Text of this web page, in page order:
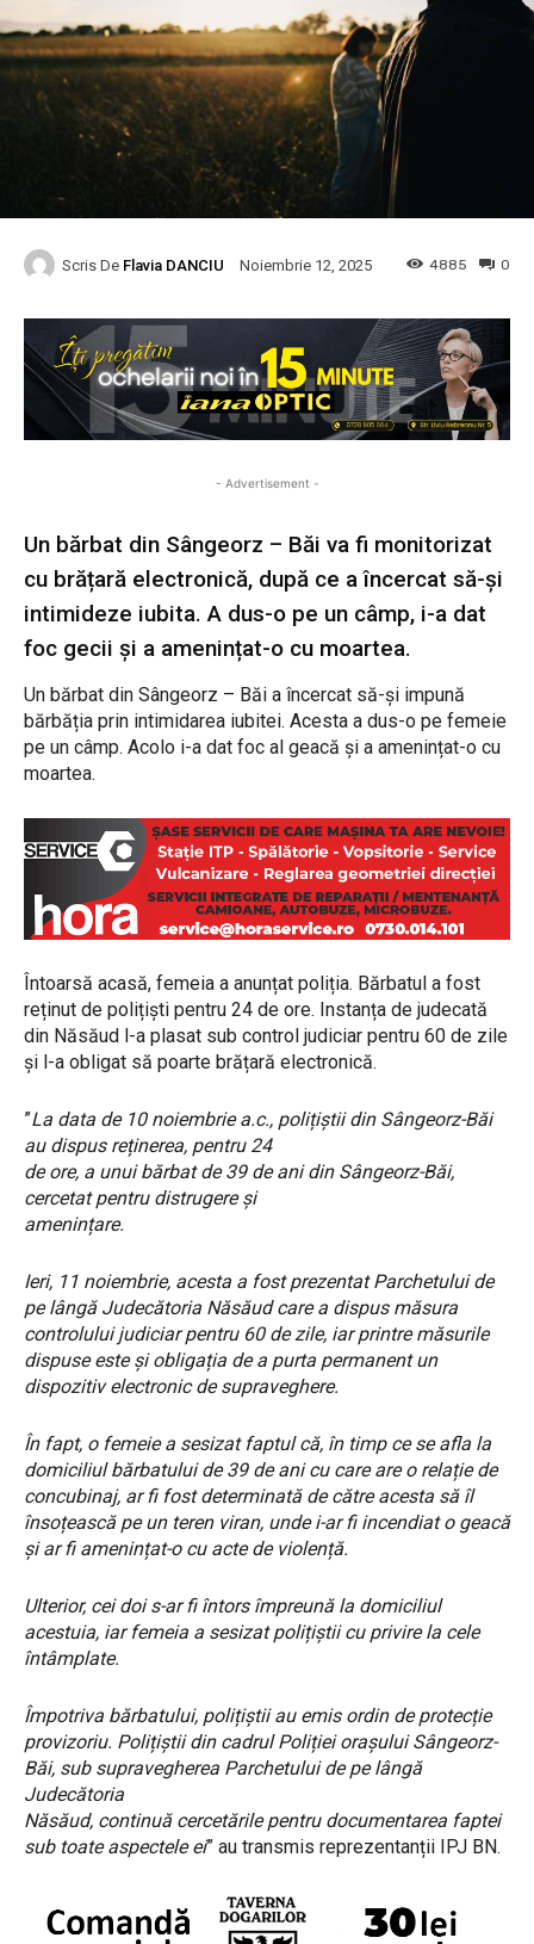
Scris De Flavia DANCIU Noiembrie 12, 2025 0
4885
- Advertisement -
Un bărbat din Sângeorz – Băi va fi monitorizat
cu brățară electronică, după ce a încercat să-și
intimideze iubita. A dus-o pe un câmp, i-a dat
foc gecii și a amenințat-o cu moartea.
Un bărbat din Sângeorz – Băi a încercat să-și impună
bărbăția prin intimidarea iubitei. Acesta a dus-o pe femeie
pe un câmp. Acolo i-a dat foc al geacă și a amenințat-o cu
moartea.
Întoarsă acasă, femeia a anunțat poliția. Bărbatul a fost
reținut de polițiști pentru 24 de ore. Instanța de judecată
din Năsăud l-a plasat sub control judiciar pentru 60 de zile
și l-a obligat să poarte brățară electronică.
”La data de 10 noiembrie a.c., polițiștii din Sângeorz-Băi
au dispus reținerea, pentru 24
de ore, a unui bărbat de 39 de ani din Sângeorz-Băi,
cercetat pentru distrugere și
amenințare.
Ieri, 11 noiembrie, acesta a fost prezentat Parchetului de
pe lângă Judecătoria Năsăud care a dispus măsura
controlului judiciar pentru 60 de zile, iar printre măsurile
dispuse este și obligația de a purta permanent un
dispozitiv electronic de supraveghere.
În fapt, o femeie a sesizat faptul că, în timp ce se afla la
domiciliul bărbatului de 39 de ani cu care are o relație de
concubinaj, ar fi fost determinată de către acesta să îl
însoțească pe un teren viran, unde i-ar fi incendiat o geacă
și ar fi amenințat-o cu acte de violență.
Ulterior, cei doi s-ar fi întors împreună la domiciliul
acestuia, iar femeia a sesizat polițiștii cu privire la cele
întâmplate.
Împotriva bărbatului, polițiștii au emis ordin de protecție
provizoriu. Polițiștii din cadrul Poliției orașului Sângeorz-
Băi, sub supravegherea Parchetului de pe lângă
Judecătoria
Năsăud, continuă cercetările pentru documentarea faptei
sub toate aspectele ei” au transmis reprezentanții IPJ BN.